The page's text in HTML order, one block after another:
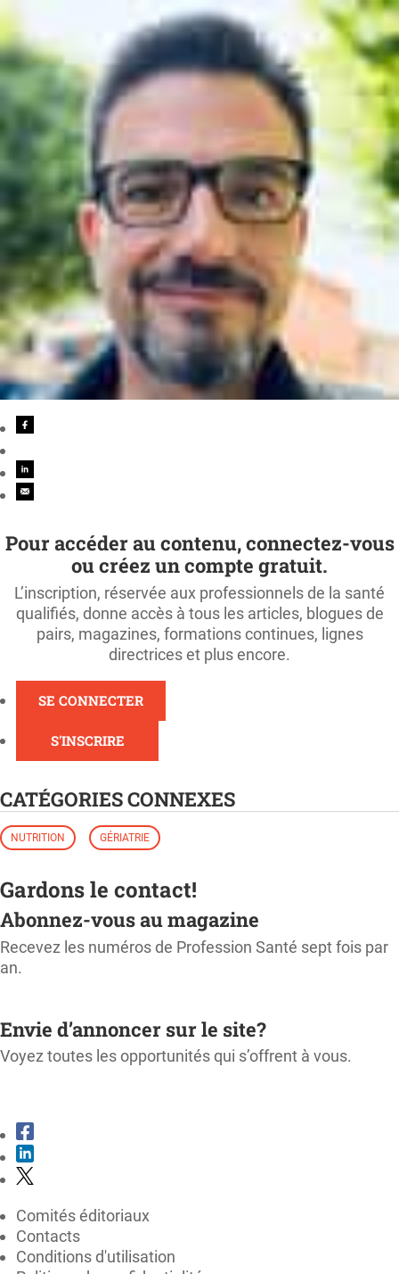
Pour accéder au contenu, connectez-vous
ou créez un compte gratuit.
L’inscription, réservée aux professionnels de la santé
qualifiés, donne accès à tous les articles, blogues de
pairs, magazines, formations continues, lignes
directrices et plus encore.
SE CONNECTER
S'INSCRIRE
CATÉGORIES CONNEXES
NUTRITION GÉRIATRIE
Gardons le contact!
Abonnez-vous au magazine
Recevez les numéros de Profession Santé sept fois par
an.
Envie d’annoncer sur le site?
Voyez toutes les opportunités qui s’offrent à vous.
Comités éditoriaux
Contacts
Conditions d'utilisation